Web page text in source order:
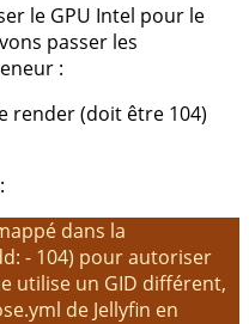
le GPU Intel pour le
passer les
:
render (doit être 104)
dans la
- 104) pour autoriser
utilise un GID différent,
de Jellyfin en